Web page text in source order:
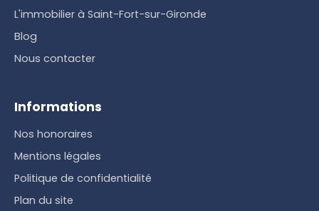
L'immobilier à Saint-Fort-sur-Gironde
Blog
Nous contacter
Informations
Nos honoraires
Mentions légales
Politique de confidentialité
Plan du site